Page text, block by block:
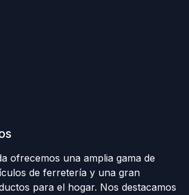
ofrecemos una amplia gama de
de ferretería y una gran
para el hogar. Nos destacamos